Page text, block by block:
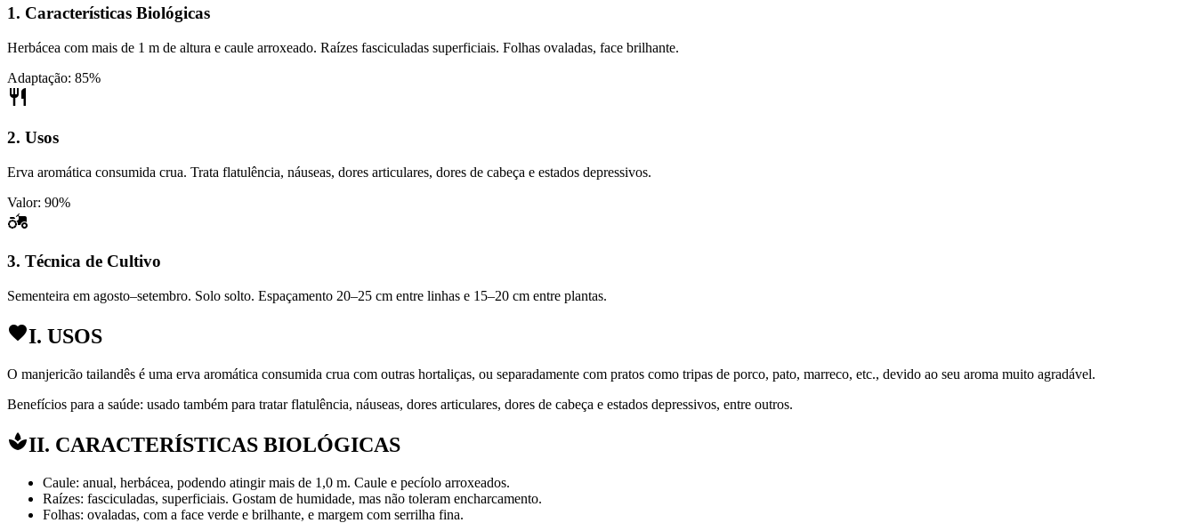
1. Características Biológicas
Herbácea com mais de 1 m de altura e caule arroxeado. Raízes fasciculadas superficiais. Folhas ovaladas, face brilhante.
Adaptação: 85%
2. Usos
Erva aromática consumida crua. Trata flatulência, náuseas, dores articulares, dores de cabeça e estados depressivos.
Valor: 90%
3. Técnica de Cultivo
Sementeira em agosto–setembro. Solo solto. Espaçamento 20–25 cm entre linhas e 15–20 cm entre plantas.
I. USOS
O manjericão tailandês é uma erva aromática consumida crua com outras hortaliças, ou separadamente com pratos como tripas de porco, pato, marreco, etc., devido ao seu aroma muito agradável.
Benefícios para a saúde: usado também para tratar flatulência, náuseas, dores articulares, dores de cabeça e estados depressivos, entre outros.
II. CARACTERÍSTICAS BIOLÓGICAS
Caule: anual, herbácea, podendo atingir mais de 1,0 m. Caule e pecíolo arroxeados.
Raízes: fasciculadas, superficiais. Gostam de humidade, mas não toleram encharcamento.
Folhas: ovaladas, com a face verde e brilhante, e margem com serrilha fina.